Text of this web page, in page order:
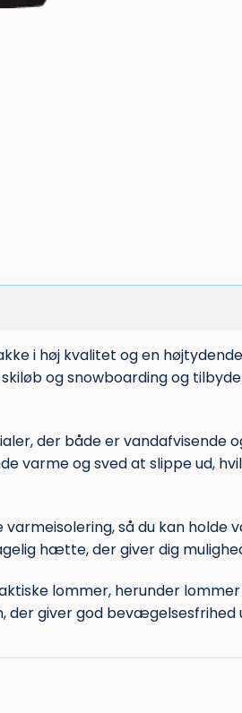
i høj kvalitet og en
og snowboarding og
der både er vandafvisende
varme og sved at slippe ud,
så du kan holde
hætte, der giver dig
lommer, herunder
der giver god